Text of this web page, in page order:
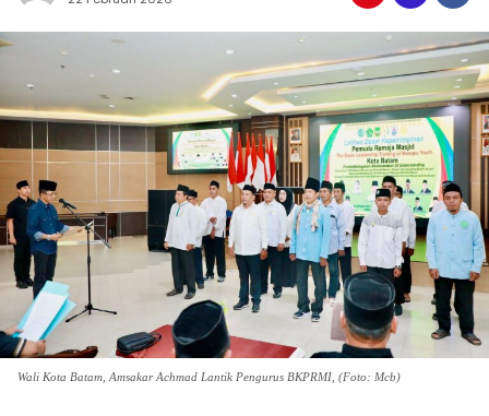
Wali Kota Batam, Amsakar Achmad Lantik Pengurus BKPRMI, (Foto: Mcb)